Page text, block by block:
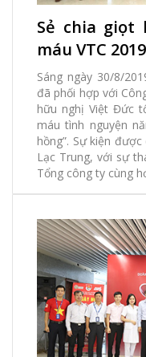
2490 Xem
Sẻ chia giọt
máu VTC 2019
Sáng ngày 30/8/
đã phối hợp với
hữu nghị Việt Đức
máu tình nguyện
hồng”. Sự kiện
Lạc Trung, với sự
Tổng công ty cùng